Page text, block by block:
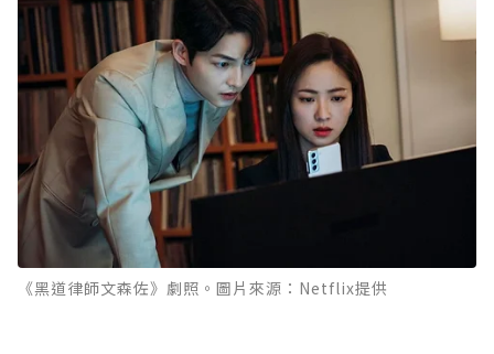
《黑道律師文森佐》劇照。圖片來源：Netflix提供